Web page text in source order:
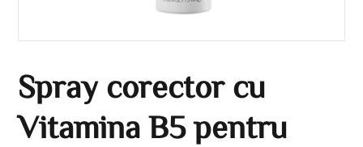
Spray corector cu
Vitamina B5 pentru